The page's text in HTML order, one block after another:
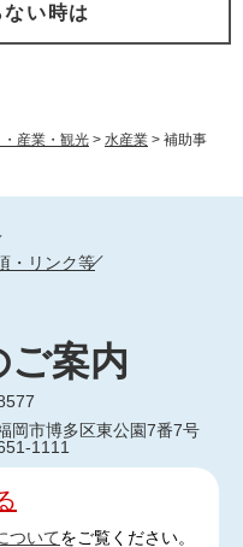
・産業・観光 > 水産業 > 補助事
い時は
・リンク等
ご案内
岡市博多区東公園7番7号
1111
ついてをご覧ください。